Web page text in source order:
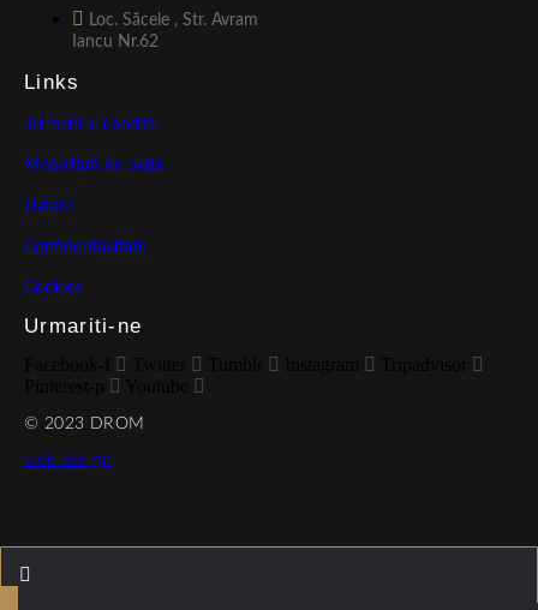
Loc. Săcele , Str. Avram
Iancu Nr.62
Links
Termeni si conditii
Modalitati de plata
Livrare
Confidentialitate
Cookies
Urmariti-ne
© 2023 DROM
web design